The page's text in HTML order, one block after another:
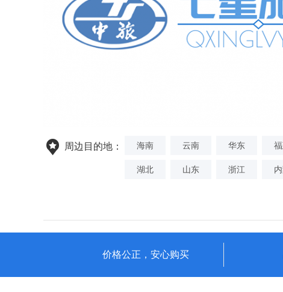
周边目的地： 海南 云南 华东
湖北 山东 浙江
价格公正，安心购买